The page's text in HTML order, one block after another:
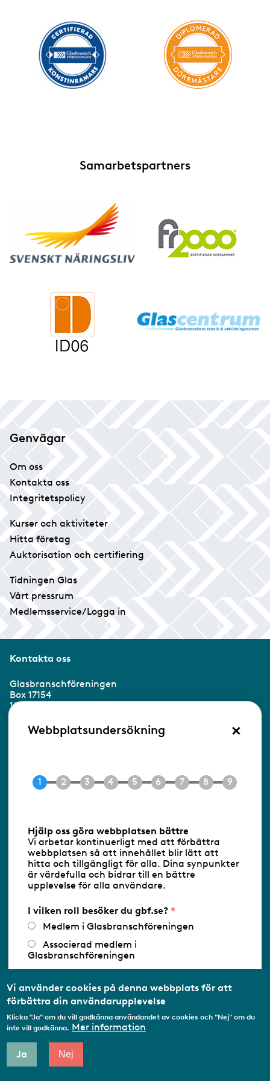
Markiser och persienner
Plast
Smarta glas
Säkerhetsglas
Samarbetspartners
Genvägar
Om oss
Kontakta oss
Integritetspolicy
Kurser och aktiviteter
Hitta företag
Auktorisation och certifiering
Tidningen Glas
Vårt pressrum
Medlemsservice/Logga in
Kontakta oss
Glasbranschföreningen
Box 17154
104 62 Stockholm
Besöksadress:
Tel 08-453 90 70
E-post info@gbf.se
Följ oss via RSS
Databasens namn:
Tillhandahållare: Glastjänster för
Glasbranschföreningen AB - Ansvarig
utgivare: Sofia Wahlgren
Webbplatsundersökning ×
Hjälp oss göra webbplatsen bättre
Vi arbetar kontinuerligt med att förbättra
webbplatsen så att innehållet blir lätt att
hitta och tillgängligt för alla. Dina synpunkter
är värdefulla och bidrar till en bättre
upplevelse för alla användare.
I vilken roll besöker du gbf.se?
Medlem i Glasbranschföreningen
Associerad medlem i
Glasbranschföreningen
medlemsorganisation/Svenskt Näringsliv
Utbildningsaktör
Student
Annat...
Vi använder cookies på denna webbplats för att
förbättra din användarupplevelse
Klicka "Ja" om du vill godkänna användandet av cookies och "Nej" om du
inte vill godkänna. Mer information
Ja Nej